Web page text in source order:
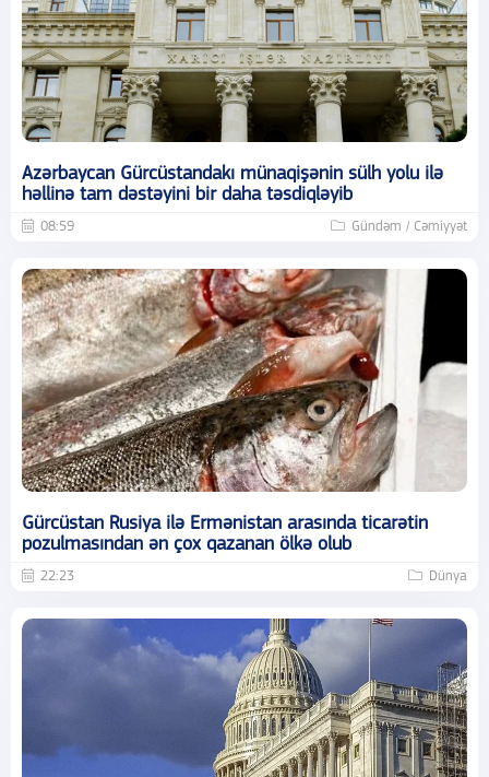
Azərbaycan Gürcüstandakı münaqişənin sülh yolu ilə
həllinə tam dəstəyini bir daha təsdiqləyib
08:59 Gündəm / Cəmiyyət
Gürcüstan Rusiya ilə Ermənistan arasında ticarətin
pozulmasından ən çox qazanan ölkə olub
22:23 Dünya